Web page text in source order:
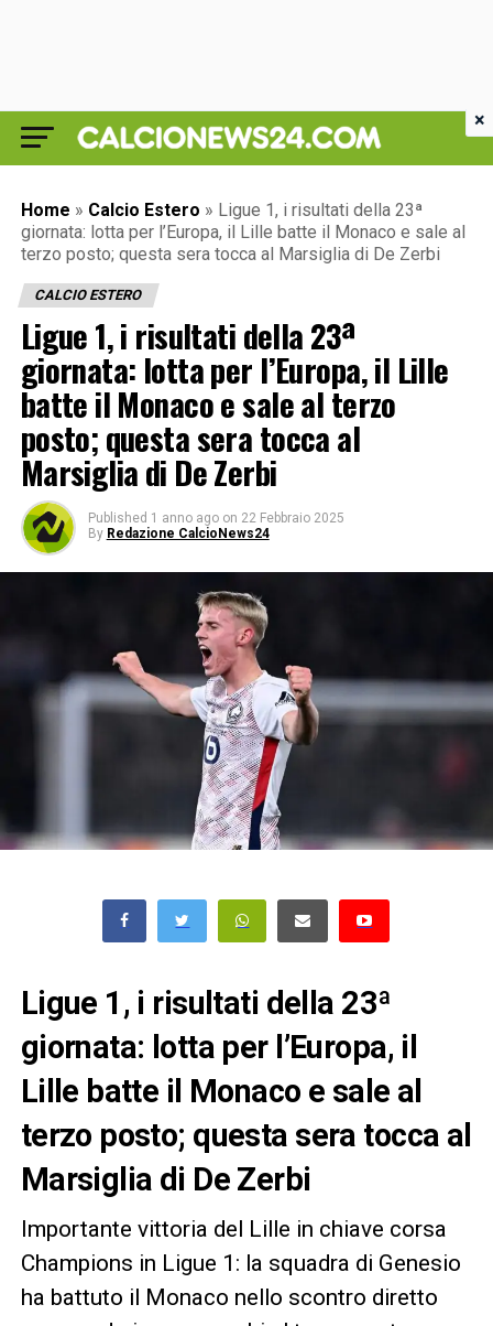
Home » Calcio Estero » Ligue 1, i risultati della 23ª
giornata: lotta per l’Europa, il Lille batte il Monaco e sale al
terzo posto; questa sera tocca al Marsiglia di De Zerbi
CALCIO ESTERO
Ligue 1, i risultati della 23ª
giornata: lotta per l’Europa, il Lille
batte il Monaco e sale al terzo
posto; questa sera tocca al
Marsiglia di De Zerbi
Published 1 anno ago on 22 Febbraio 2025
By Redazione CalcioNews24
Ligue 1, i risultati della 23ª
giornata: lotta per l’Europa, il
Lille batte il Monaco e sale al
terzo posto; questa sera tocca al
Marsiglia di De Zerbi
Importante vittoria del Lille in chiave corsa
Champions in Ligue 1: la squadra di Genesio
ha battuto il Monaco nello scontro diretto
×